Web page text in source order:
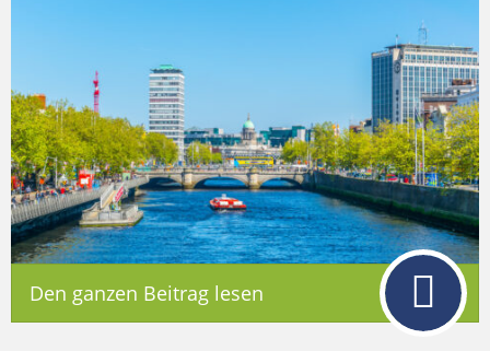
Den ganzen Beitrag lesen